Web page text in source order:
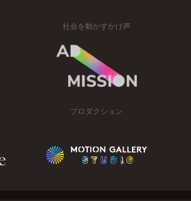
社会を動かすかけ声
プロダクション